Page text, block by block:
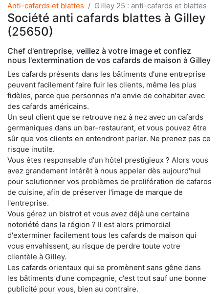
Anti-cafards et blattes Gilley 25 : anti-cafards et blattes
Société anti cafards blattes à Gilley
(25650)
Chef d'entreprise, veillez à votre image et confiez
nous l'extermination de vos cafards de maison à Gilley
Les cafards présents dans les bâtiments d'une entreprise
peuvent facilement faire fuir les clients, même les plus
fidèles, parce que personnes n'a envie de cohabiter avec
des cafards américains.
Un seul client que se retrouve nez à nez avec un cafards
germaniques dans un bar-restaurant, et vous pouvez être
sûr que vos clients en entendront parler. Ne prenez pas ce
risque inutile.
Vous êtes responsable d'un hôtel prestigieux ? Alors vous
avez grandement intérêt à nous appeler dès aujourd'hui
pour solutionner vos problèmes de prolifération de cafards
de cuisine, afin de préserver l'image de marque de
l'entreprise.
Vous gérez un bistrot et vous avez déjà une certaine
notoriété dans la région ? Il est alors primordial
d'exterminer facilement tous les cafards de maison qui
vous envahissent, au risque de perdre toute votre
clientèle à Gilley.
Les cafards orientaux qui se promènent sans gêne dans
les bâtiments d'une compagnie, c'est tout sauf une bonne
publicité pour vous, bien au contraire.